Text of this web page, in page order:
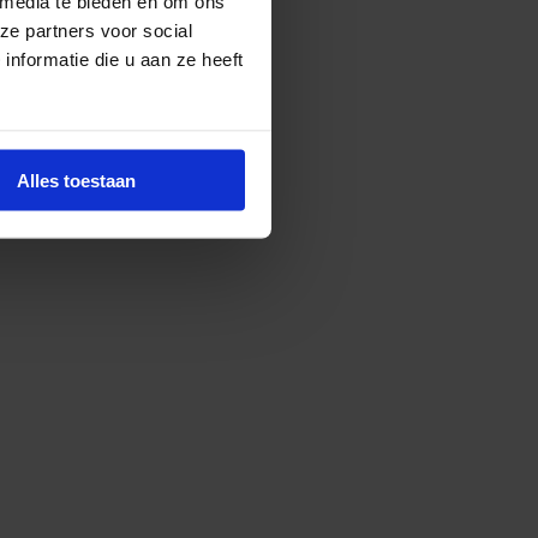
partners voor social
die u aan ze heeft
Alles toestaan